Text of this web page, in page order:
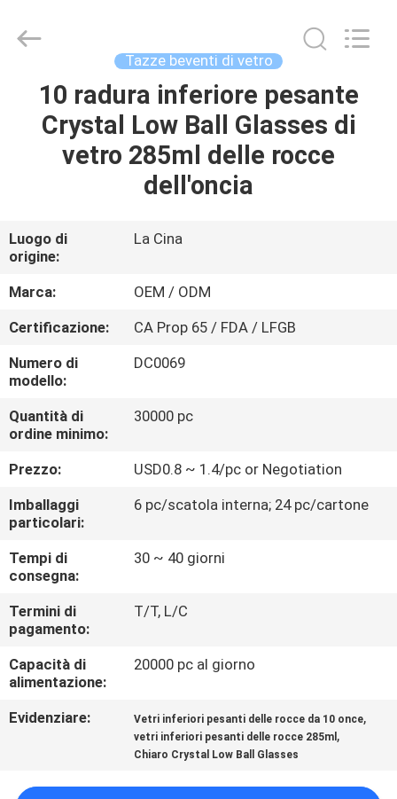
CASA
PRODOTTI
CIRCA
NOI
GIRO
DELLA
FABBRICA
CONTROLLO
DI
QUALITÀ
CONTATTICI
BLOG
DEL
HOME
PRODUCTS
Tazze beventi di vetro
10 radura inferiore pesante
Crystal Low Ball Glasses di
vetro 285ml delle rocce
dell'oncia
Luogo di
origine:
La Cina
Marca:
OEM / ODM
Certificazione:
CA Prop 65 / FDA / LFGB
Numero di
modello:
DC0069
Quantità di
ordine minimo:
30000 pc
Prezzo:
USD0.8 ~ 1.4/pc or Negotiation
Imballaggi
particolari:
6 pc/scatola interna; 24 pc/cartone
Tempi di
consegna:
30 ~ 40 giorni
Termini di
pagamento:
T/T, L/C
Capacità di
alimentazione:
20000 pc al giorno
Evidenziare: Vetri inferiori pesanti delle rocce da 10 once,
vetri inferiori pesanti delle rocce 285ml ,
Chiaro Crystal Low Ball Glasses